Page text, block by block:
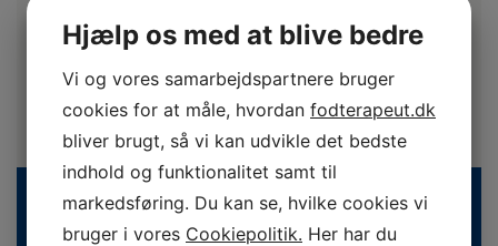
Hjælp os med at blive bedre
Vi og vores samarbejdspartnere bruger
cookies for at måle, hvordan fodterapeut.dk
bliver brugt, så vi kan udvikle det bedste
indhold og funktionalitet samt til
markedsføring. Du kan se, hvilke cookies vi
bruger i vores Cookiepolitik. Her har du